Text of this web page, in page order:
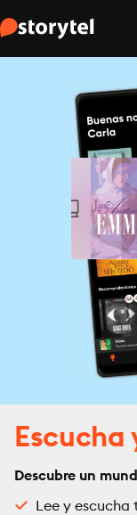
Escucha
Descubre un
Lee y